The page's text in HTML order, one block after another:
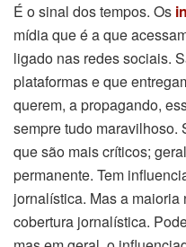
É o sinal dos tempos. Os
mídia que é a que
ligado nas redes sociais.
plataformas e que
querem, a propagando,
sempre tudo maravilhoso.
que são mais críticos;
permanente. Tem
jornalística. Mas a
cobertura jornalística.